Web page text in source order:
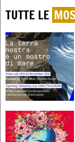
TUTTE LE